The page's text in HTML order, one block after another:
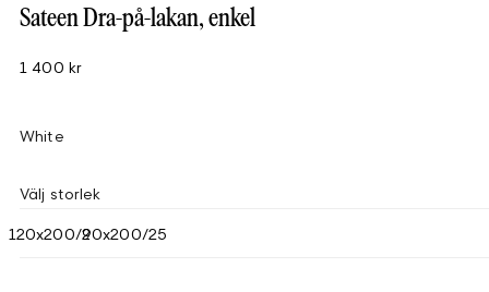
Sateen Dra-på-lakan, enkel
1 400 kr
White
Välj storlek
120x200/2590x200/25